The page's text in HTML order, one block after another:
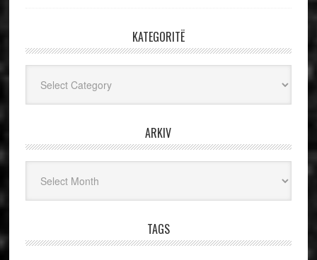
KATEGORITË
ARKIV
TAGS